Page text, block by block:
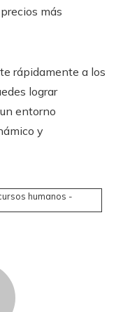
más
rápidamente a los
lograr
entorno
y
humanos -